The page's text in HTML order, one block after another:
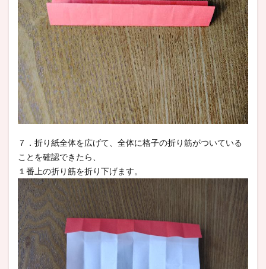
７．折り紙全体を広げて、全体に格子の折り筋がついている
ことを確認できたら、
１番上の折り筋を折り下げます。